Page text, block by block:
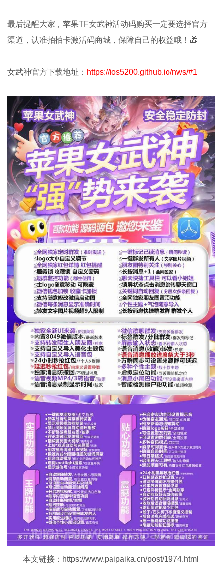
最后提醒大家，苹果TF女武神活动码购买一定要选择官方
渠道，认准拍拍卡激活码商城，保障自己的权益哦！🎁
女武神官方下载地址： https://ios5200.github.io/nws/#1
本文链接：https://www.paipaika.cn/post/1974.html